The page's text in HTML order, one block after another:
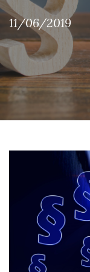
11/06/2019